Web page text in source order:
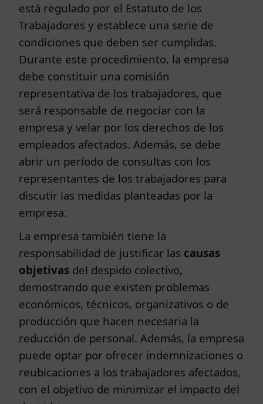
está regulado por el Estatuto de los
Trabajadores y establece una serie de
condiciones que deben ser cumplidas.
Durante este procedimiento, la empresa
debe constituir una comisión
representativa de los trabajadores, que
será responsable de negociar con la
empresa y velar por los derechos de los
empleados afectados. Además, se debe
abrir un período de consultas con los
representantes de los trabajadores para
discutir las medidas planteadas por la
empresa.
La empresa también tiene la
responsabilidad de justificar las causas
objetivas del despido colectivo,
demostrando que existen problemas
económicos, técnicos, organizativos o de
producción que hacen necesaria la
reducción de personal. Además, la empresa
puede optar por ofrecer indemnizaciones o
reubicaciones a los trabajadores afectados,
con el objetivo de minimizar el impacto del